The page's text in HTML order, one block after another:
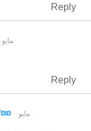
Reply
27 مايو
Reply
27 مايو